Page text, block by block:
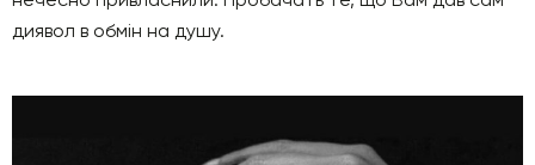
диявол в обмін на душу.